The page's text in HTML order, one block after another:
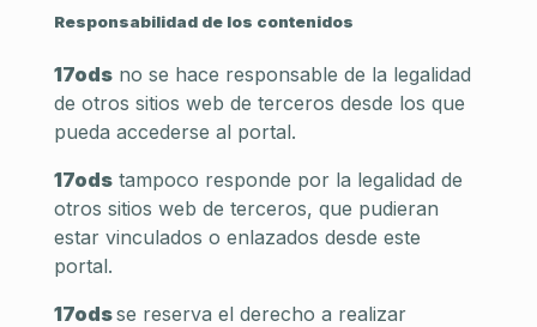
Responsabilidad de los contenidos
17odsno se hace responsable de la legalidad
de otros sitios web de terceros desde los que
pueda accederse al portal.
17odstampoco responde por la legalidad de
otros sitios web de terceros, que pudieran
estar vinculados o enlazados desde este
portal.
17odsse reserva el derecho a realizar